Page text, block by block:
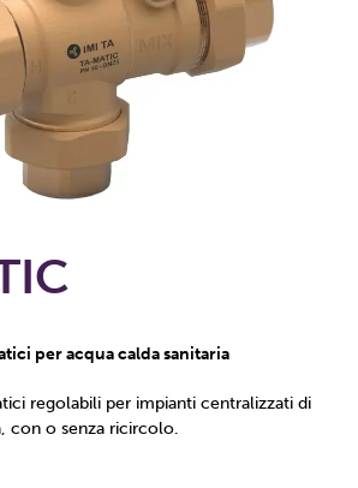
per acqua calda sanitaria
regolabili per impianti centralizzati di
con o senza ricircolo.